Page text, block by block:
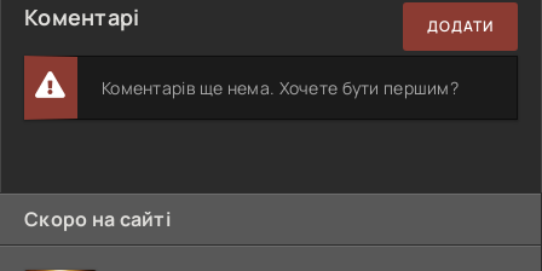
Коментарі ДОДАТИ
Коментарів ще нема. Хочете бути першим?
Скоро на сайті